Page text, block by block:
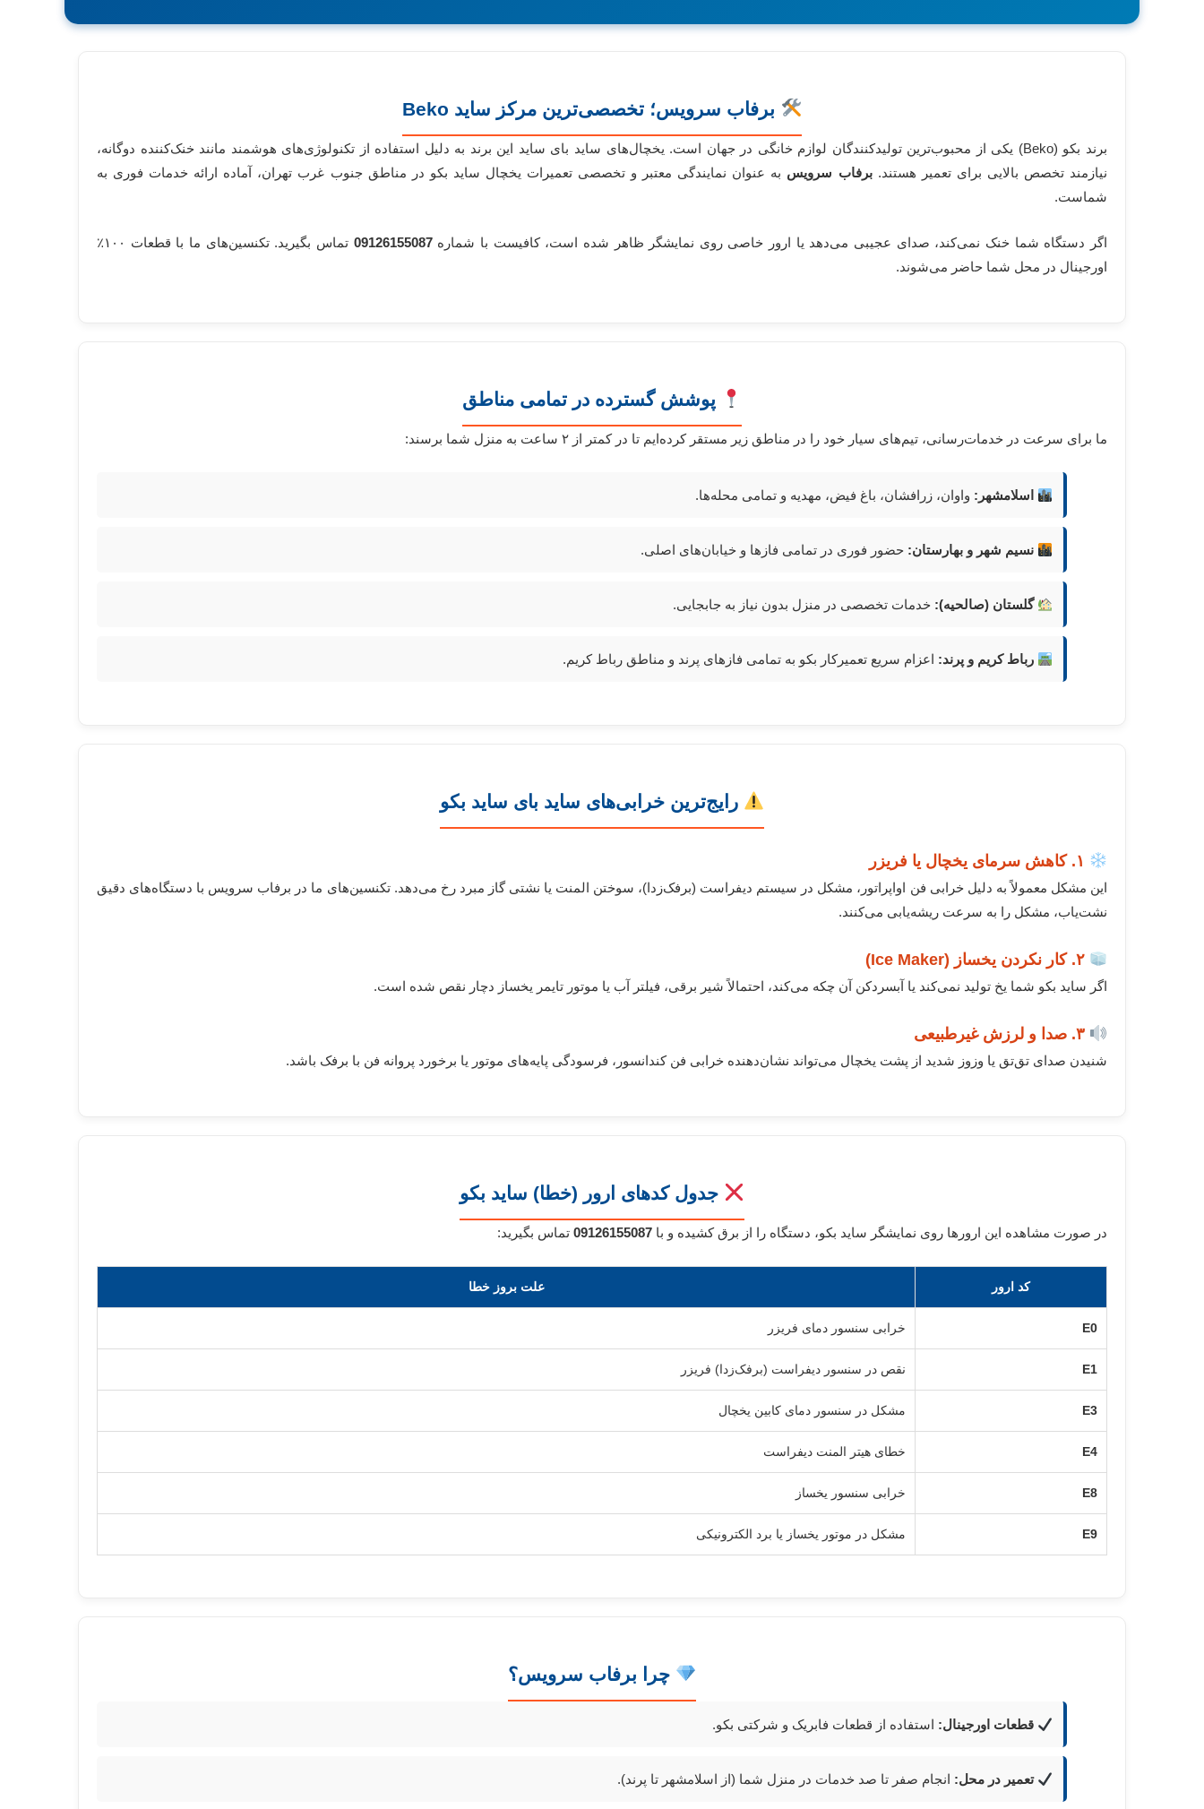
برفاب سرویس؛ تخصصی‌ترین مرکز ساید Beko
برند بکو (Beko) یکی از محبوب‌ترین تولیدکنندگان لوازم خانگی در جهان است. یخچال‌های ساید بای ساید این برند به دلیل استفاده از تکنولوژی‌های هوشمند مانند خنک‌کننده دوگانه،
نیازمند تخصص بالایی برای تعمیر هستند.برفاب سرویس به عنوان نمایندگی معتبر و تخصصی تعمیرات یخچال ساید بکو در مناطق جنوب غرب تهران، آماده ارائه خدمات فوری به
شماست.
اگر دستگاه شما خنک نمی‌کند، صدای عجیبی می‌دهد یا ارور خاصی روی نمایشگر ظاهر شده است، کافیست با شماره09126155087
تماس بگیرید. تکنسین‌های ما با قطعات ۱۰۰٪
اورجینال در محل شما حاضر می‌شوند.
پوشش گسترده در تمامی مناطق
ما برای سرعت در خدمات‌رسانی، تیم‌های سیار خود را در مناطق زیر مستقر کرده‌ایم تا در کمتر از ۲ ساعت به منزل شما برسند:
اسلامشهر: واوان، زرافشان، باغ فیض، مهدیه و تمامی محله‌ها.
نسیم شهر و بهارستان: حضور فوری در تمامی فازها و خیابان‌های اصلی.
گلستان (صالحیه): خدمات تخصصی در منزل بدون نیاز به جابجایی.
رباط کریم و پرند: اعزام سریع تعمیرکار بکو به تمامی فازهای پرند و مناطق رباط کریم.
رایج‌ترین خرابی‌های ساید بای ساید بکو
این مشکل معمولاً به دلیل خرابی فن اواپراتور، مشکل در سیستم دیفراست (برفک‌زدا)، سوختن المنت یا نشتی گاز مبرد رخ می‌دهد. تکنسین‌های ما در برفاب سرویس با دستگاه‌های دقیق
نشت‌یاب، مشکل را به سرعت ریشه‌یابی می‌کنند.
۲. کار نکردن یخساز (Ice Maker)
اگر ساید بکو شما یخ تولید نمی‌کند یا آبسردکن آن چکه می‌کند، احتمالاً شیر برقی، فیلتر آب یا موتور تایمر یخساز دچار نقص شده است.
۳. صدا و لرزش غیرطبیعی
شنیدن صدای تق‌تق یا وزوز شدید از پشت یخچال می‌تواند نشان‌دهنده خرابی فن کندانسور، فرسودگی پایه‌های موتور یا برخورد پروانه فن با برفک باشد.
جدول کدهای ارور (خطا) ساید بکو
در صورت مشاهده این ارورها روی نمایشگر ساید بکو، دستگاه را از برق کشیده و با 09126155087 تماس بگیرید:
کد ارور علت بروز خطا
E0 خرابی سنسور دمای فریزر
E1 نقص در سنسور دیفراست (برفک‌زدا) فریزر
E3 مشکل در سنسور دمای کابین یخچال
E4 خطای هیتر المنت دیفراست
E8 خرابی سنسور یخساز
E9 مشکل در موتور یخساز یا برد الکترونیکی
چرا برفاب سرویس؟
قطعات اورجینال: استفاده از قطعات فابریک و شرکتی بکو.
تعمیر در محل: انجام صفر تا صد خدمات در منزل شما (از اسلامشهر تا پرند).